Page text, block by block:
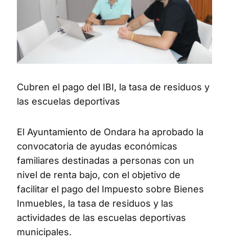
Cubren el pago del IBI, la tasa de residuos y
las escuelas deportivas
El Ayuntamiento de Ondara ha aprobado la
convocatoria de ayudas económicas
familiares destinadas a personas con un
nivel de renta bajo, con el objetivo de
facilitar el pago del Impuesto sobre Bienes
Inmuebles, la tasa de residuos y las
actividades de las escuelas deportivas
municipales.